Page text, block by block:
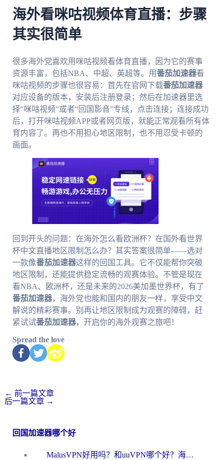
海外看咪咕视频体育直播：步骤
其实很简单
很多海外党喜欢用咪咕视频看体育直播，因为它的赛事
资源丰富，包括NBA、中超、英超等。用番茄加速器看
咪咕视频的步骤也很容易：首先在官网下载番茄加速器
对应设备的版本，安装后注册登录；然后在加速器里选
择“咪咕视频”或者“回国影音”专线，点击连接；连接成功
后，打开咪咕视频APP或者网页版，就能正常观看所有体
育内容了。再也不用担心地区限制，也不用忍受卡顿的
画面。
回到开头的问题：在海外怎么看欧洲杯？在国外看世界
杯中文直播地区限制怎么办？其实答案很简单——选对
一款像番茄加速器这样的回国工具。它不仅能帮你突破
地区限制，还能提供稳定流畅的观赛体验。不管是现在
看NBA、欧洲杯，还是未来的2026美加墨世界杯，有了
番茄加速器，海外党也能和国内的朋友一样，享受中文
解说的精彩赛事。别再让地区限制成为观赛的障碍，赶
紧试试番茄加速器，开启你的海外观赛之旅吧！
Spread the love
← 前一篇文章
后一篇文章 →
回国加速器哪个好
MalusVPN好用吗？和uuVPN哪个好？海外党无缝访问国内资源的真实对比与选择指南